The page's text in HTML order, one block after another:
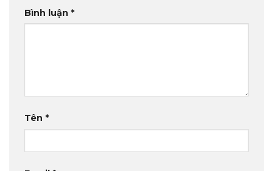
Bình luận *
Tên *